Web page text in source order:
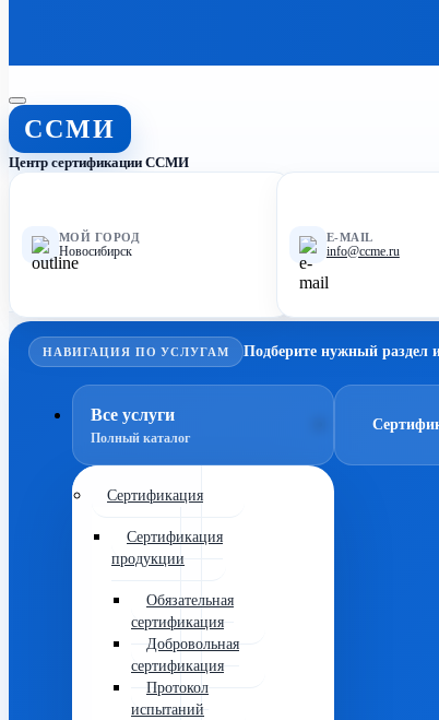
ССМИ
Центр сертификации ССМИ
МОЙ ГОРОД
Новосибирск
E-MAIL
info@ccme.ru
НАВИГАЦИЯ ПО УСЛУГАМ Подберите нужный раздел
Все услуги
Полный каталог
Сертификация
Сертификация
продукции
Обязательная
сертификация
Добровольная
сертификация
Протокол
испытаний